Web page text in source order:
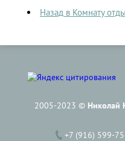
Назад в Комнату
2005-2023 © Николай
+7 (916) 599-